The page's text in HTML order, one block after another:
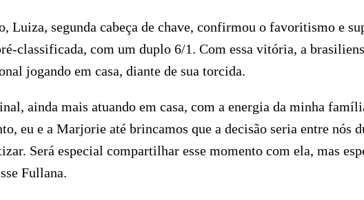
Luiza, segunda cabeça de chave, confirmou o favoritismo e
classificada, com um duplo 6/1. Com essa vitória, a
jogando em casa, diante de sua torcida.
ainda mais atuando em casa, com a energia da minha
eu e a Marjorie até brincamos que a decisão seria entre nós
Será especial compartilhar esse momento com ela, mas
Fullana.